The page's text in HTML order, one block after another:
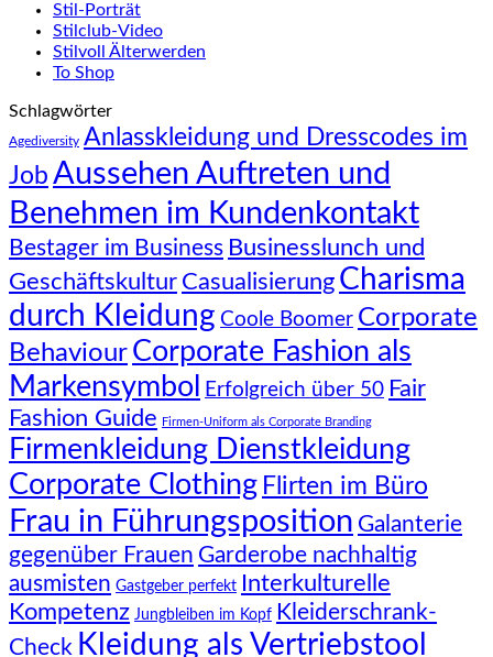
Stil-Porträt
Stilclub-Video
Stilvoll Älterwerden
To Shop
Schlagwörter
Agediversity Anlasskleidung und Dresscodes im
Job Aussehen Auftreten und
Benehmen im Kundenkontakt
Bestager im Business Businesslunch und
Geschäftskultur Casualisierung Charisma
durch Kleidung Coole Boomer Corporate
Behaviour Corporate Fashion als
Markensymbol
Erfolgreich über 50 Fair
Fashion Guide
Firmen-Uniform als Corporate Branding
Firmenkleidung Dienstkleidung
Corporate Clothing Flirten im Büro
Frau in Führungsposition Galanterie
gegenüber Frauen Garderobe nachhaltig
ausmisten Gastgeber perfekt
Interkulturelle
Kompetenz Jungbleiben im Kopf Kleiderschrank-
Check Kleidung als Vertriebstool